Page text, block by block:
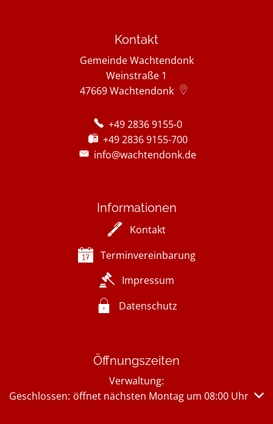
Kontakt
Gemeinde Wachtendonk
Weinstraße 1
47669Wachtendonk
+49 2836 9155-0
+49 2836 9155-700
info@wachtendonk.de
Informationen
Kontakt
Terminvereinbarung
Impressum
Datenschutz
Öffnungszeiten
Verwaltung:
Klicken, um weitere Öffnungs- oder Schließzeiten
Geschlossen: öffnet nächsten Montag um 08:00 Uhr